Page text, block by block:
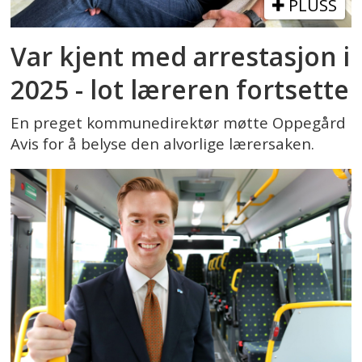
PLUSS
Var kjent med arrestasjon i
2025 - lot læreren fortsette
En preget kommunedirektør møtte Oppegård
Avis for å belyse den alvorlige lærersaken.